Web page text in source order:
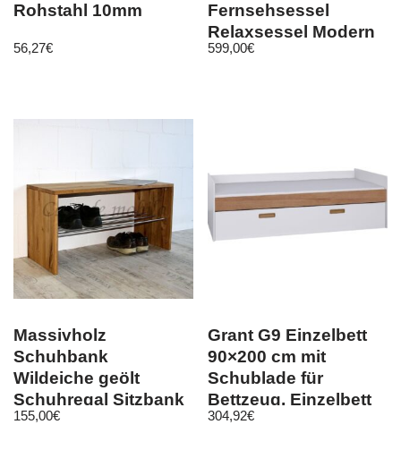
Rohstahl 10mm
56,27€
Fernsehsessel
Relaxsessel Modern
Wohnzimmer
599,00€
Massivholz
Schuhbank
Wildeiche geölt
Schuhregal Sitzbank
Dielenbank holz bank
155,00€
Grant G9 Einzelbett
90×200 cm mit
Schublade für
Bettzeug, Einzelbett
für Zimmer
304,92€